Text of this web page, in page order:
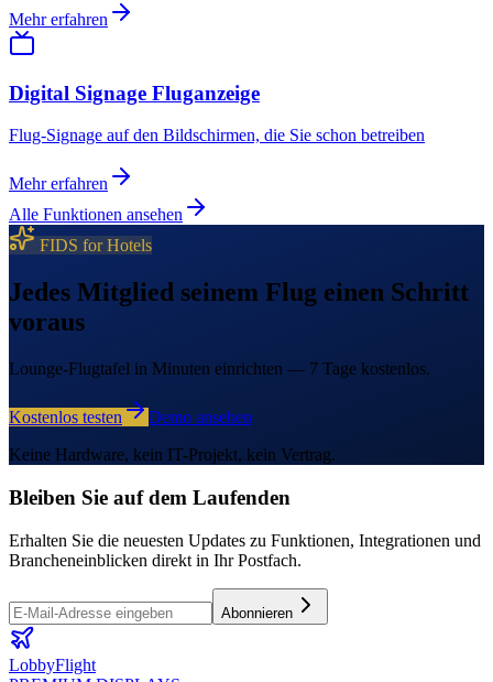
Mehr erfahren
Digital Signage Fluganzeige
Flug-Signage auf den Bildschirmen, die Sie schon betreiben
Mehr erfahren
Alle Funktionen ansehen
FIDS for Hotels
Jedes Mitglied seinem Flug einen Schritt
voraus
Lounge-Flugtafel in Minuten einrichten — 7 Tage kostenlos.
Kostenlos testen
Demo ansehen
Keine Hardware, kein IT-Projekt, kein Vertrag.
Bleiben Sie auf dem Laufenden
Erhalten Sie die neuesten Updates zu Funktionen, Integrationen und
Brancheneinblicken direkt in Ihr Postfach.
Abonnieren
LobbyFlight